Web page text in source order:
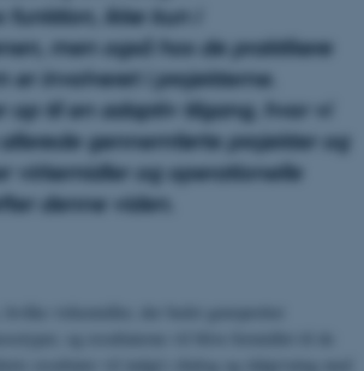
ikke kun i
men også hos de praktikere
er involveret i projekterne.
op til en adaptiv tilgang, hvor vi
gennemførte projekter og
virkemidler og operationelle
denne viden.